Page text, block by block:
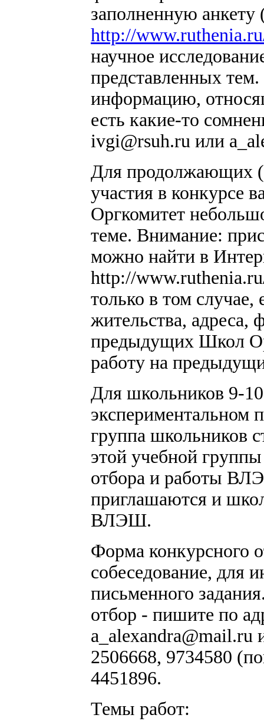
заполненную анкету
http://
научное
представленных
информацию,
есть какие-то
ivgi@rsuh.ru или
Для продолжающих
участия в конкурсе
Оргкомитет
теме. Внимание:
можно найти в
http://
только в том
жительства, адреса,
предыдущих Школ
работу на
Для школьников 9-
экспериментальном
группа школьников
этой учебной
отбора и работы
приглашаются и
ВЛЭШ.
Форма конкурсного
собеседование, для
письменного
отбор - пишите по
a_alexandra@mail.ru
2506668, 9734580
4451896.
Темы работ: